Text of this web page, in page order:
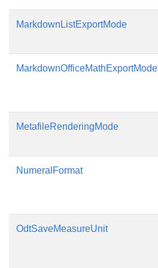
MarkdownListExportMode
MarkdownOfficeMathExportMode
MetafileRenderingMode
NumeralFormat
OdtSaveMeasureUnit